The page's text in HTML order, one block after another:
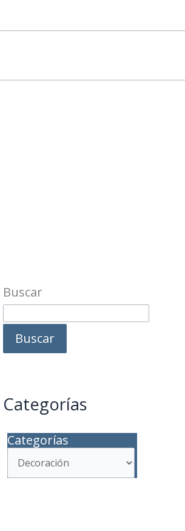
Buscar
Buscar
Categorías
Categorías